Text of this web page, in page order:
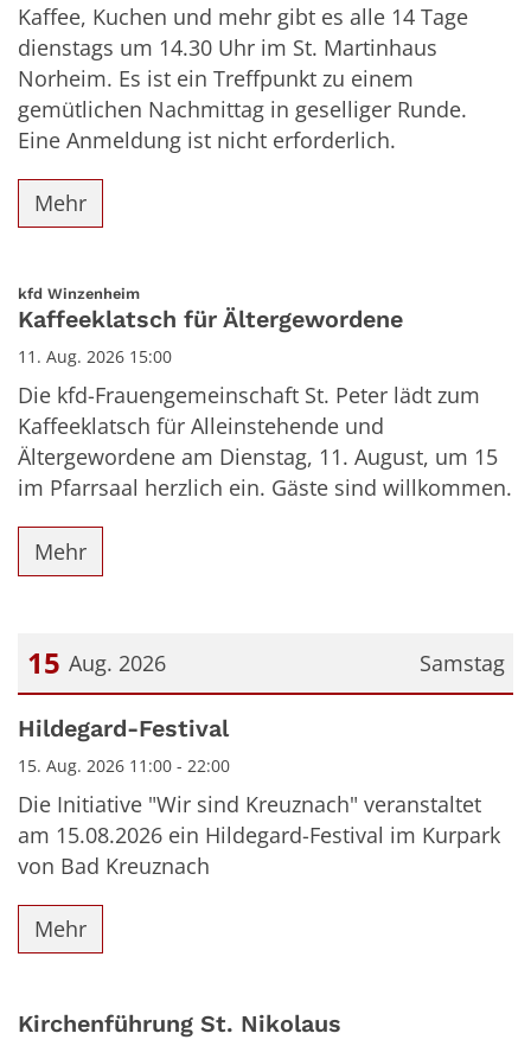
Kaffee, Kuchen und mehr gibt es alle 14 Tage
dienstags um 14.30 Uhr im St. Martinhaus
Norheim. Es ist ein Treffpunkt zu einem
gemütlichen Nachmittag in geselliger Runde.
Eine Anmeldung ist nicht erforderlich.
Mehr
kfd Winzenheim:
Kaffeeklatsch für Ältergewordene
11. Aug. 2026 15:00
Die kfd-Frauengemeinschaft St. Peter lädt zum
Kaffeeklatsch für Alleinstehende und
Ältergewordene am Dienstag, 11. August, um 15
im Pfarrsaal herzlich ein. Gäste sind willkommen.
Mehr
Samstag
15 Aug. 2026
Datum: 15. August 2026
Hildegard-Festival
15. Aug. 2026 11:00 - 22:00
Die Initiative "Wir sind Kreuznach" veranstaltet
am 15.08.2026 ein Hildegard-Festival im Kurpark
von Bad Kreuznach
Mehr
Kirchenführung St. Nikolaus